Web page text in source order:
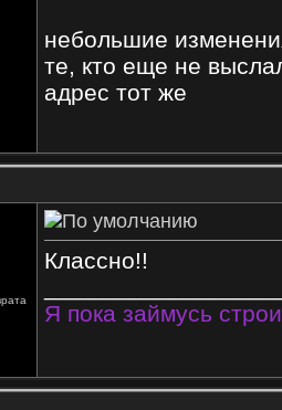
небольшие
те, кто еще не
адрес тот же
Классно!!
Я пока займусь